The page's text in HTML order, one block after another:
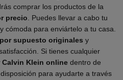
comprar los productos de la
precio . Puedes llevar a cabo tu
cómoda para enviártelo a tu casa.
supuesto originales y
Si tienes cualquier
Calvin Klein online dentro de
para ayudarte a través